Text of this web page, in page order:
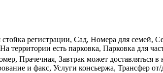
регистрации, Сад, Номера для
территории есть парковка, Парковка для
Прачечная, Завтрак может
и факс, Услуги консьержа, Трансфер